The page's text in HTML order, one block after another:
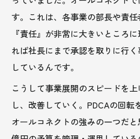
す。これは、各事業の部長や責
『責任』が非常に大きいところ
れば社長にまで承認を取りに行
しているんです。
こうして事業展開のスピードを
し、改善していく。PDCAの回
オールコネクトの強みの一つだ